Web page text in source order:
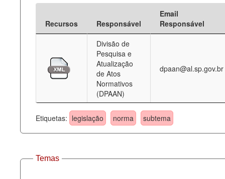
Recursos Responsável
Email
Responsável
Divisão de
Pesquisa e
Atualização
de Atos
Normativos
(DPAAN)
dpaan@al.sp.gov.br
Etiquetas: legislação norma subtema
Temas